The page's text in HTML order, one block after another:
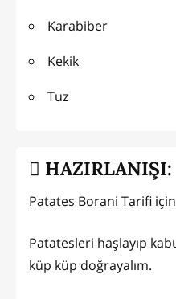
Karabiber
Kekik
Tuz
HAZIRLANIŞI:
Patates Borani Tarifi
Patatesleri haşlayıp
küp küp doğrayalım.